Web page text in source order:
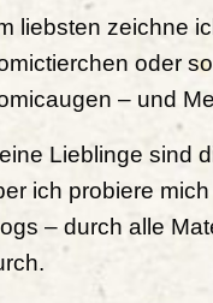
liebsten zeichne
oder
– und
Lieblinge sind
ich probiere
– durch alle